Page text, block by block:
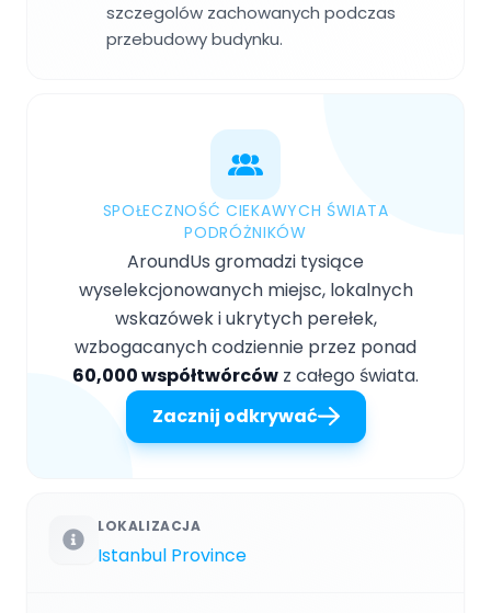
szczegolów zachowanych podczas
przebudowy budynku.
SPOŁECZNOŚĆ CIEKAWYCH ŚWIATA
PODRÓŻNIKÓW
AroundUs gromadzi tysiące
wyselekcjonowanych miejsc, lokalnych
wskazówek i ukrytych perełek,
wzbogacanych codziennie przez ponad
60,000 współtwórców z całego świata.
Zacznij odkrywać
LOKALIZACJA
Istanbul Province